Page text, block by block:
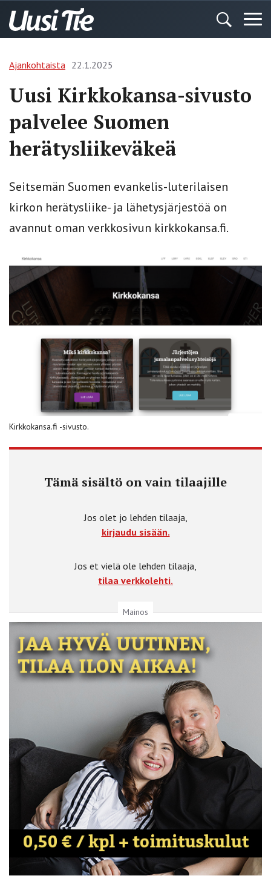
Ajankohtaista 22.1.2025
Uusi Kirkkokansa-sivusto
palvelee Suomen
herätysliikeväkeä
Seitsemän Suomen evankelis-luterilaisen
kirkon herätysliike- ja lähetysjärjestöä on
avannut oman verkkosivun kirkkokansa.fi.
Kirkkokansa.fi -sivusto.
Tämä sisältö on vain tilaajille
Jos olet jo lehden tilaaja,
kirjaudu sisään.
Jos et vielä ole lehden tilaaja,
tilaa verkkolehti.
Mainos